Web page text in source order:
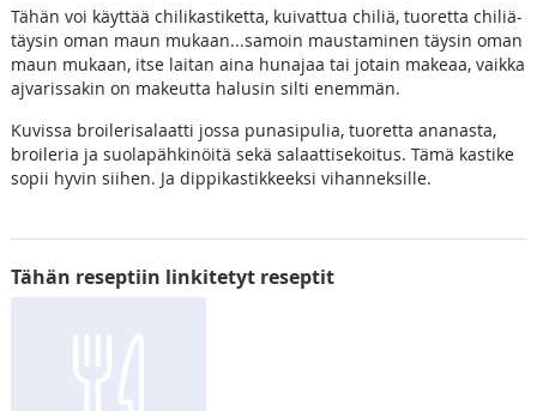
Tähän voi käyttää chilikastiketta, kuivattua chiliä, tuoretta chiliä-
täysin oman maun mukaan...samoin maustaminen täysin oman
maun mukaan, itse laitan aina hunajaa tai jotain makeaa, vaikka
ajvarissakin on makeutta halusin silti enemmän.
Kuvissa broilerisalaatti jossa punasipulia, tuoretta ananasta,
broileria ja suolapähkinöitä sekä salaattisekoitus. Tämä kastike
sopii hyvin siihen. Ja dippikastikkeeksi vihanneksille.
Tähän reseptiin linkitetyt reseptit